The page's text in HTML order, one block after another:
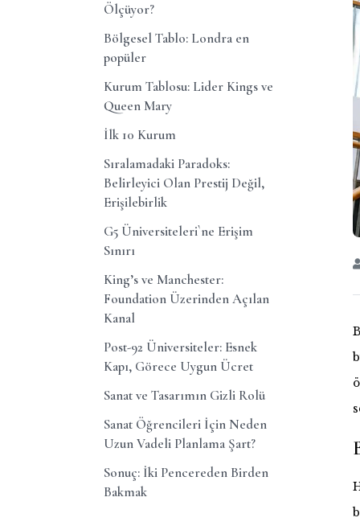
Ölçüyor?
Bölgesel Tablo: Londra en
popüler
Kurum Tablosu: Lider Kings ve
Queen Mary
İlk 10 Kurum
Sıralamadaki Paradoks:
Belirleyici Olan Prestij Değil,
Erişilebirlik
G5 Üniversiteleri`ne Erişim
Sınırı
King’s ve Manchester:
Foundation Üzerinden Açılan
Kanal
Post-92 Üniversiteler: Esnek
Kapı, Görece Uygun Ücret
Sanat ve Tasarımın Gizli Rolü
Sanat Öğrencileri İçin Neden
Uzun Vadeli Planlama Şart?
Sonuç: İki Pencereden Birden
Bakmak